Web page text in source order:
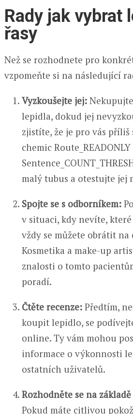
Rady jak vybrat
řasy
Než se rozhodnete pro
vzpomeňte si na následující
Vyzkoušejte jej:
lepidla, dokud jej
zjistíte, že je pro vás příliš
chemic Route_READONLY
malý tubus a otestujte
Spojte se s odborníkem:
v situaci, kdy nevíte,
vždy se můžete obrátit na
Kosmetika a make-up
znalosti o tomto
poradí.
Čtěte recenze:Předtím,
koupit lepidlo, se
online. Ty vám mohou
informace o výkonnosti
ostatních uživatelů.
Rozhodněte se na
Pokud máte citlivou